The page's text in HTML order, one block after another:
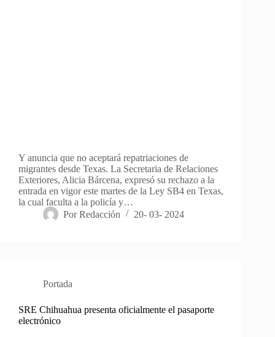
Y anuncia que no aceptará repatriaciones de
migrantes desde Texas. La Secretaria de Relaciones
Exteriores, Alicia Bárcena, expresó su rechazo a la
entrada en vigor este martes de la Ley SB4 en Texas,
la cual faculta a la policía y…
Por Redacción 20- 03- 2024
Portada
SRE Chihuahua presenta oficialmente el pasaporte
electrónico